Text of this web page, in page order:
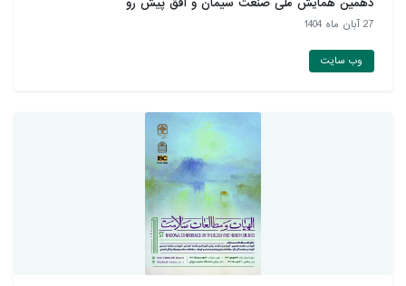
27 آبان ماه 1404
وب سایت